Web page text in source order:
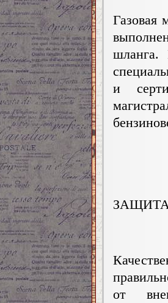
Газовая
шланга.
и
от